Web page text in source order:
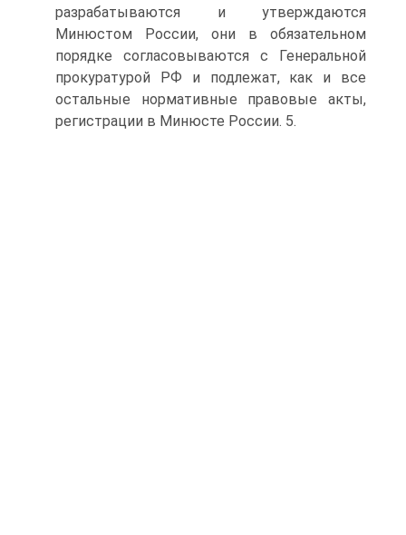
разрабатываются и утверждаются
Минюстом России, они в обязательном
порядке согласовываются с Генеральной
прокуратурой РФ и подлежат, как и все
остальные нормативные правовые акты,
регистрации в Минюсте России. 5.